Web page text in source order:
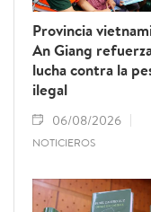
Provincia
An Giang
lucha contra la
ilegal
06/08/2026
NOTICIEROS